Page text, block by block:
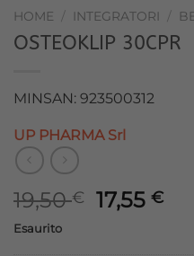
HOME / INTEGRATORI /
OSTEOKLIP 30CPR
MINSAN: 923500312
UP PHARMA Srl
19,50€
Il
17,55€Il
Esaurito